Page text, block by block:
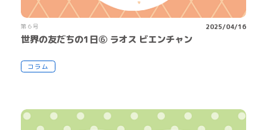
第６号 2025/04/16
世界の友だちの1日⑥ ラオス ビエンチャン
コラム